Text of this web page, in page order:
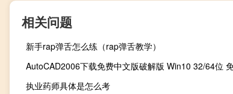
相关问题
新手rap弹舌怎么练（rap弹舌教学）
执业药师具体是怎么考